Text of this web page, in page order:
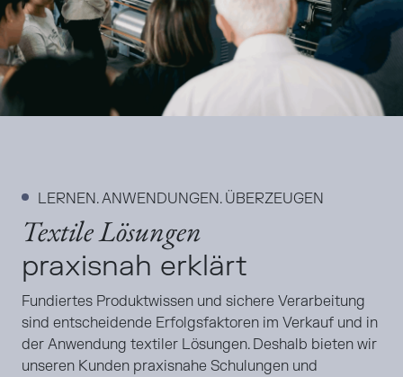
LERNEN. ANWENDUNGEN. ÜBERZEUGEN
Textile Lösungen
praxisnah erklärt
Fundiertes Produktwissen und sichere Verarbeitung
sind entscheidende Erfolgsfaktoren im Verkauf und in
der Anwendung textiler Lösungen. Deshalb bieten wir
unseren Kunden praxisnahe Schulungen und